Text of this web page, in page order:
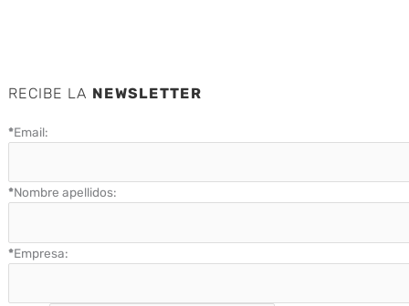
RECIBE LA NEWSLETTER
*Email:
*Nombre apellidos:
*Empresa: